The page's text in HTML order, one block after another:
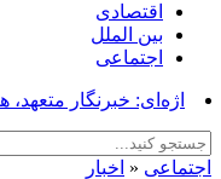
اقتصادی
بین الملل
اجتماعی
اژه‌ای: خبرنگار
اجتماعی « اخبار